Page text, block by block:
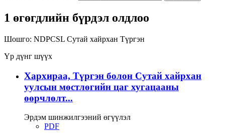
1 өгөгдлийн бүрдэл олдлоо
Шошго: NDPCSL Сутай хайрхан Түргэн
Үр дүнг шүүх
Хархираа, Түргэн болон Сутай хайрхан
уулсын мөстлөгийн цаг хугацааны
өөрчлөлт...
Эрдэм шинжилгээний өгүүлэл
PDF